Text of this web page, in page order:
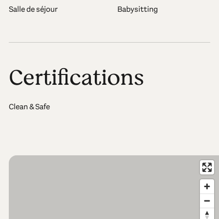
Salle de séjour
Babysitting
Certifications
Clean & Safe